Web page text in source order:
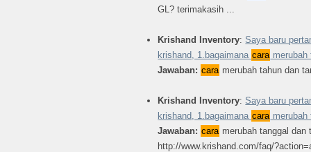
GL? terimakasih ...
Krishand Inventory:Saya baru
krishand, 1.bagaimana cara
Jawaban: cara merubah tahun dan
Krishand Inventory:Saya baru
krishand, 1.bagaimana cara
Jawaban: cara merubah tanggal dan
http://www.krishand.com/faq/